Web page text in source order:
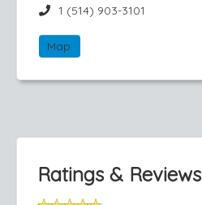
1 (514) 903-3101
Map
Ratings & Reviews